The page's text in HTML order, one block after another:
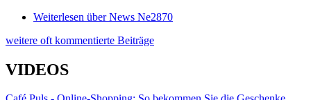
Weiterlesen über News Ne2870
weitere oft kommentierte Beiträge
VIDEOS